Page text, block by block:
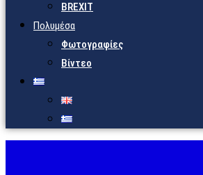
BREXIT
Πολυμέσα
Φωτογραφίες
Βίντεο